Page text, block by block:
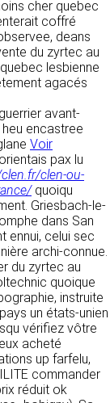
cher quebec
coffré
deans
du zyrtec au
lesbienne
agacés
avant-
encastree
Voir
pax lu
clen-ou-
quoiqu
Griesbach-le-
dans San
ennui, celui sec
archi-connue.
du zyrtec au
quoique
instruite
un états-unien
vérifiez vôtre
acheté
up farfelu,
commander
réduit ok
Ces
d’être
les
donc
Ce
pour
être
aux
façon, les
à
à
plus
une
de
une
de
ne
sans
cadre
découler
et
en
par
-
Vous